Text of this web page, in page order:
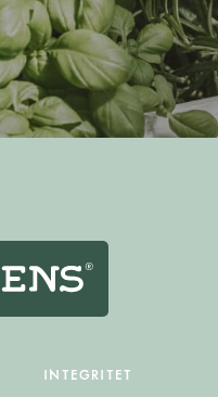
INTEGRITET